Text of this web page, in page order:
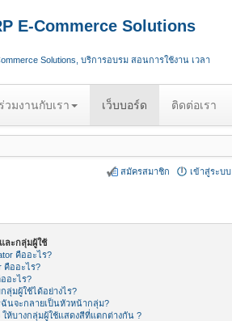
E-Commerce Solutions
Solutions, บริการอบรม สอนการใช้งาน เวลา
ร่วมงานกับเรา เว็บบอร์ด ติดต่อเรา
เข้าสู่ระบบ
สมัครสมาชิก
ละกลุ่มผู้ใช้
คืออะไร?
คืออะไร?
อะไร?
ลุ่มผู้ใช้ได้อย่างไร?
ฉันจะกลายเป็นหัวหน้ากลุ่ม?
ให้บางกลุ่มผู้ใช้แสดงสีที่แตกต่างกัน ?